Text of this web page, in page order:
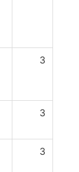
3
3
3